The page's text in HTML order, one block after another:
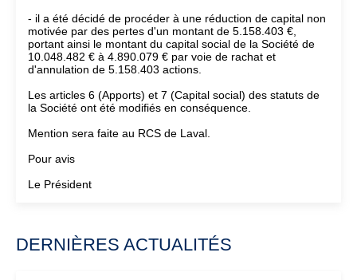
- il a été décidé de procéder à une réduction de capital non
motivée par des pertes d'un montant de 5.158.403 €,
portant ainsi le montant du capital social de la Société de
10.048.482 € à 4.890.079 € par voie de rachat et
d'annulation de 5.158.403 actions.
Les articles 6 (Apports) et 7 (Capital social) des statuts de
la Société ont été modifiés en conséquence.
Mention sera faite au RCS de Laval.
Pour avis
Le Président
DERNIÈRES ACTUALITÉS